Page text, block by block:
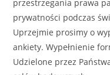
przestrzegania prawa
prywatności podczas
Uprzejmie prosimy o
ankiety. Wypełnienie
Udzielone przez